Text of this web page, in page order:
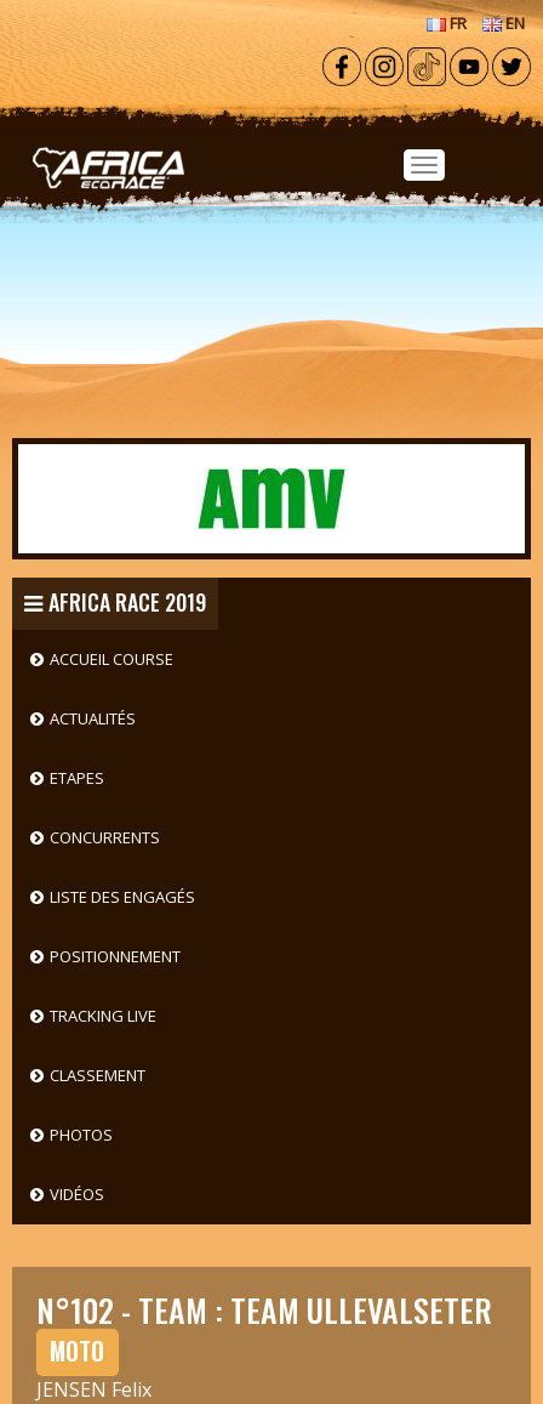
Aller au contenu principal
FR EN
AFRICA RACE 2019
ACCUEIL COURSE
ACTUALITÉS
ETAPES
CONCURRENTS
LISTE DES ENGAGÉS
POSITIONNEMENT
TRACKING LIVE
CLASSEMENT
PHOTOS
VIDÉOS
N°102 - TEAM : TEAM ULLEVALSETER
MOTO
JENSEN Felix